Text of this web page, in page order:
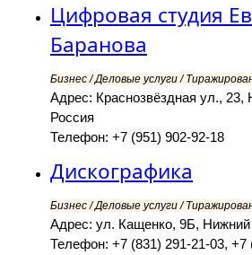
Цифровая студия
Баранова
Бизнес / Деловые услуги /
Адрес: Краснозвёздная ул., 23,
Россия
Телефон: +7 (951) 902-92-18
Дискографика
Бизнес / Деловые услуги /
Адрес: ул. Кащенко, 9Б, Нижний
Телефон: +7 (831) 291-21-03, +7